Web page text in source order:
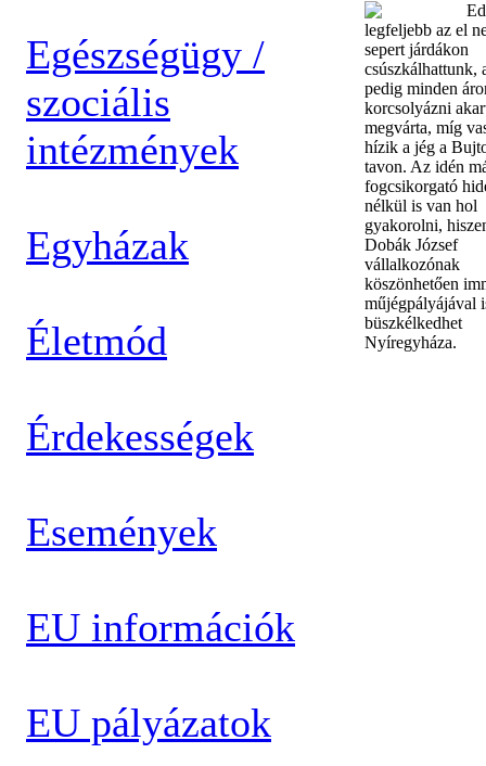
Egészségügy /
szociális
intézmények
Egyházak
Életmód
Érdekességek
Események
EU információk
EU pályázatok
legfeljebb az el
sepert járdákon
csúszkálhattunk,
pedig minden
korcsolyázni
megvárta, míg
hízik a jég a
tavon. Az idén
fogcsikorgató
nélkül is van hol
gyakorolni,
Dobák József
vállalkozónak
köszönhetően
műjégpályájával
büszkélkedhet
Nyíregyháza.